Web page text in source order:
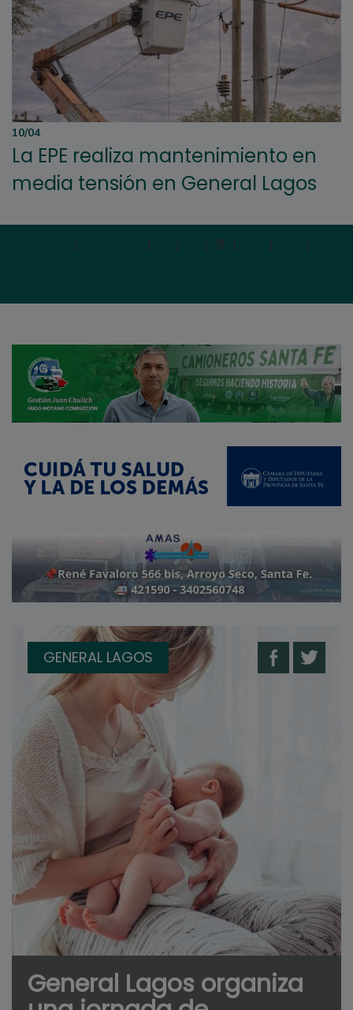
10/04
La EPE realiza mantenimiento en
media tensión en General Lagos
| | | | 9 | | |
GENERAL LAGOS
General Lagos organiza